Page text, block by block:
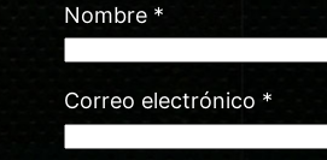
Nombre *
Correo electrónico *